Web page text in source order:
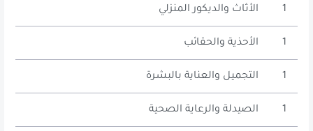
الأثاث والديكور المنزلي
الأحذية والحقائب
التجميل والعناية بالبشرة
الصيدلة والرعاية الصحية